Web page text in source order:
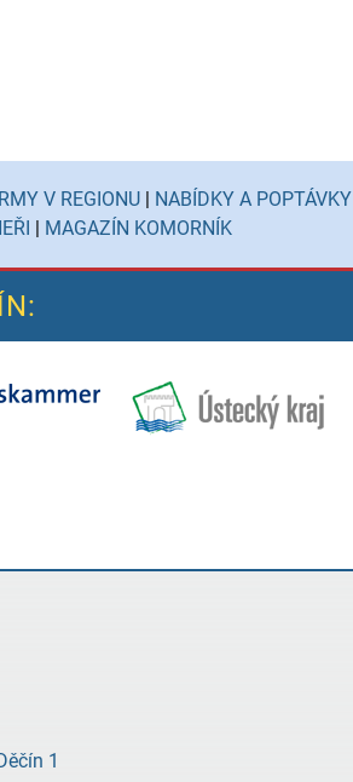
V REGIONU | NABÍDKY A POPTÁVKY
| MAGAZÍN KOMORNÍK
1